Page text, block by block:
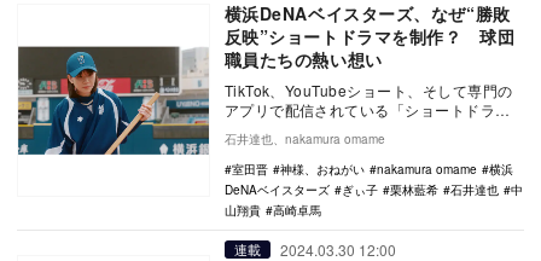
横浜DeNAベイスターズ、なぜ“勝敗
反映”ショートドラマを制作？ 球団
職員たちの熱い想い
TikTok、YouTubeショート、そして専門の
アプリで配信されている「ショートドラ
マ」が急増している。中国では市場規模が1
兆…
石井達也、nakamura omame
室田晋
神様、おねがい nakamura omame
横浜
DeNAベイスターズ
ぎぃ子 栗林藍希 石井達也
中
山翔貴
高崎卓馬
連載 2024.03.30 12:00